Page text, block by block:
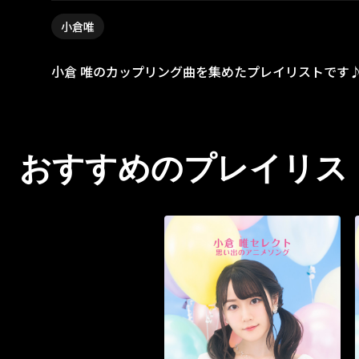
小倉唯
小倉 唯のカップリング曲を集めたプレイリストです
おすすめのプレイリス